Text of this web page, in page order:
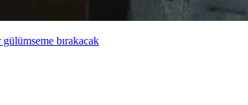
bırakacak